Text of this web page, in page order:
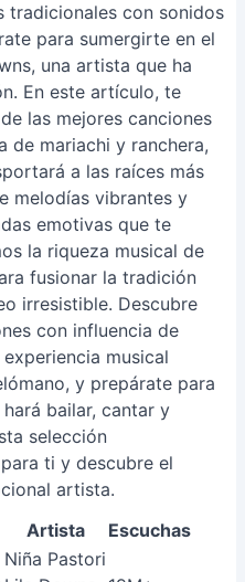
tradicionales con sonidos
para sumergirte en el
una artista que ha
En este artículo, te
las mejores canciones
de mariachi y ranchera,
a las raíces más
melodías vibrantes y
emotivas que te
la riqueza musical de
fusionar la tradición
irresistible. Descubre
con influencia de
musical
y prepárate para
bailar, cantar y
selección
ti y descubre el
artista.
Artista Escuchas
Niña Pastori